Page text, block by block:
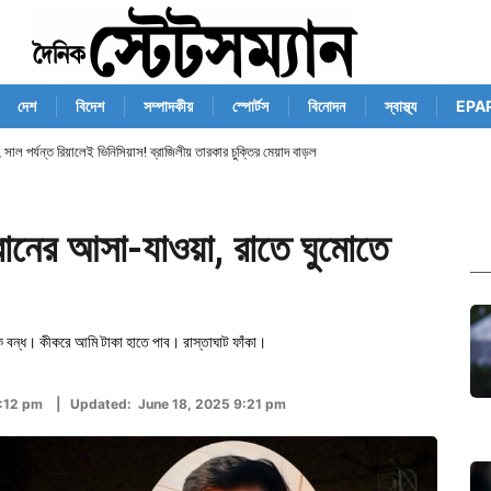
দেশ বিদেশ সম্পাদকীয় স্পোর্টস বিনোদন স্বাস্থ্য
পর্যন্ত রিয়ালেই ভিনিসিয়াস! ব্রাজিলীয় তারকার চুক্তির মেয়াদ বাড়ল
আসা-যাওয়া, রাতে ঘুমোতে
বন্ধ। কীকরে আমি টাকা হাতে পাব। রাস্তাঘাট ফাঁকা।
pm | Updated: June 18, 2025 9:21 pm